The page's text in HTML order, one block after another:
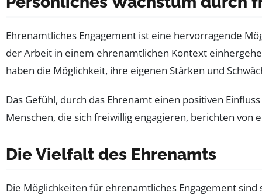
Ehrenamtliches Engagement ist eine hervorragende
der Arbeit in einem ehrenamtlichen Kontext
haben die Möglichkeit, ihre eigenen Stärken und
Das Gefühl, durch das Ehrenamt einen positiven
Menschen, die sich freiwillig engagieren, berichten
Die Vielfalt des Ehrenamts
Die Möglichkeiten für ehrenamtliches Engagement